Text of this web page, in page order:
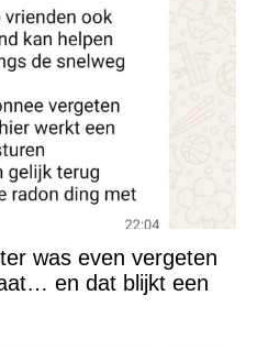
was even vergeten
en dat blijkt een